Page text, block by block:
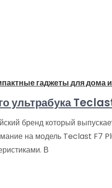
гаджеты для дома
ультрабука
бренд который
на модель Teclast F7
В